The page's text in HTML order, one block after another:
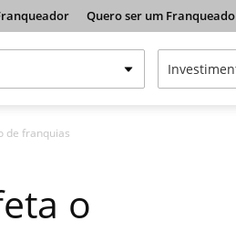
Quero ser um Franqueado
de franquias
o